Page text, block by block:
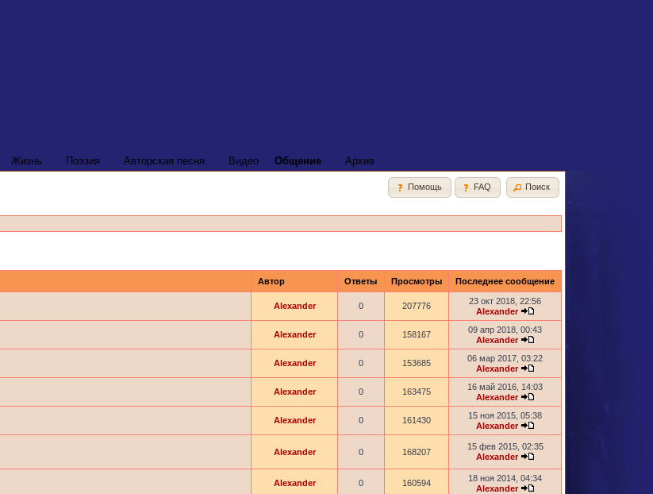
Жизнь Поэзия Авторская песня Видео Общение Архив
Помощь FAQ
Поиск
Автор Ответы Просмотры Последнее сообщение
Alexander 0 207776
23 окт 2018, 22:56
Alexander
Alexander 0 158167
09 апр 2018, 00:43
Alexander
Alexander 0 153685
06 мар 2017, 03:22
Alexander
Alexander 0 163475
16 май 2016, 14:03
Alexander
Alexander 0 161430
15 ноя 2015, 05:38
Alexander
Alexander 0 168207
15 фев 2015, 02:35
Alexander
Alexander 0 160594
18 ноя 2014, 04:34
Alexander